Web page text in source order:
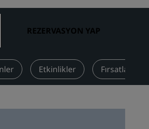
Rewards'u keşfedin
Puanlar nasıl kullanılır?
Bookers and Planners
REZERVASYON YAP
Etkinlikler Fırsatlar